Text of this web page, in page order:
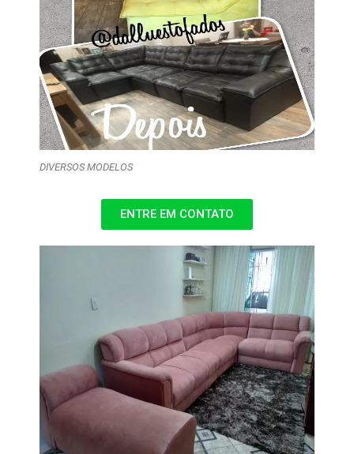
DIVERSOS MODELOS
ENTRE EM CONTATO